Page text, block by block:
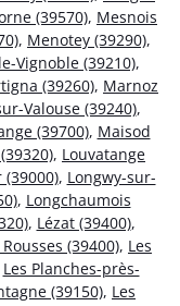
(39570), Mesnois
, Menotey (39290),
Vignoble (39210),
(39260), Marnoz
Valouse (39240),
(39700), Maisod
, Louvatange
, Longwy-sur-
, Longchaumois
, Lézat (39400),
Rousses (39400), Les
Les Planches-près-
(39150), Les